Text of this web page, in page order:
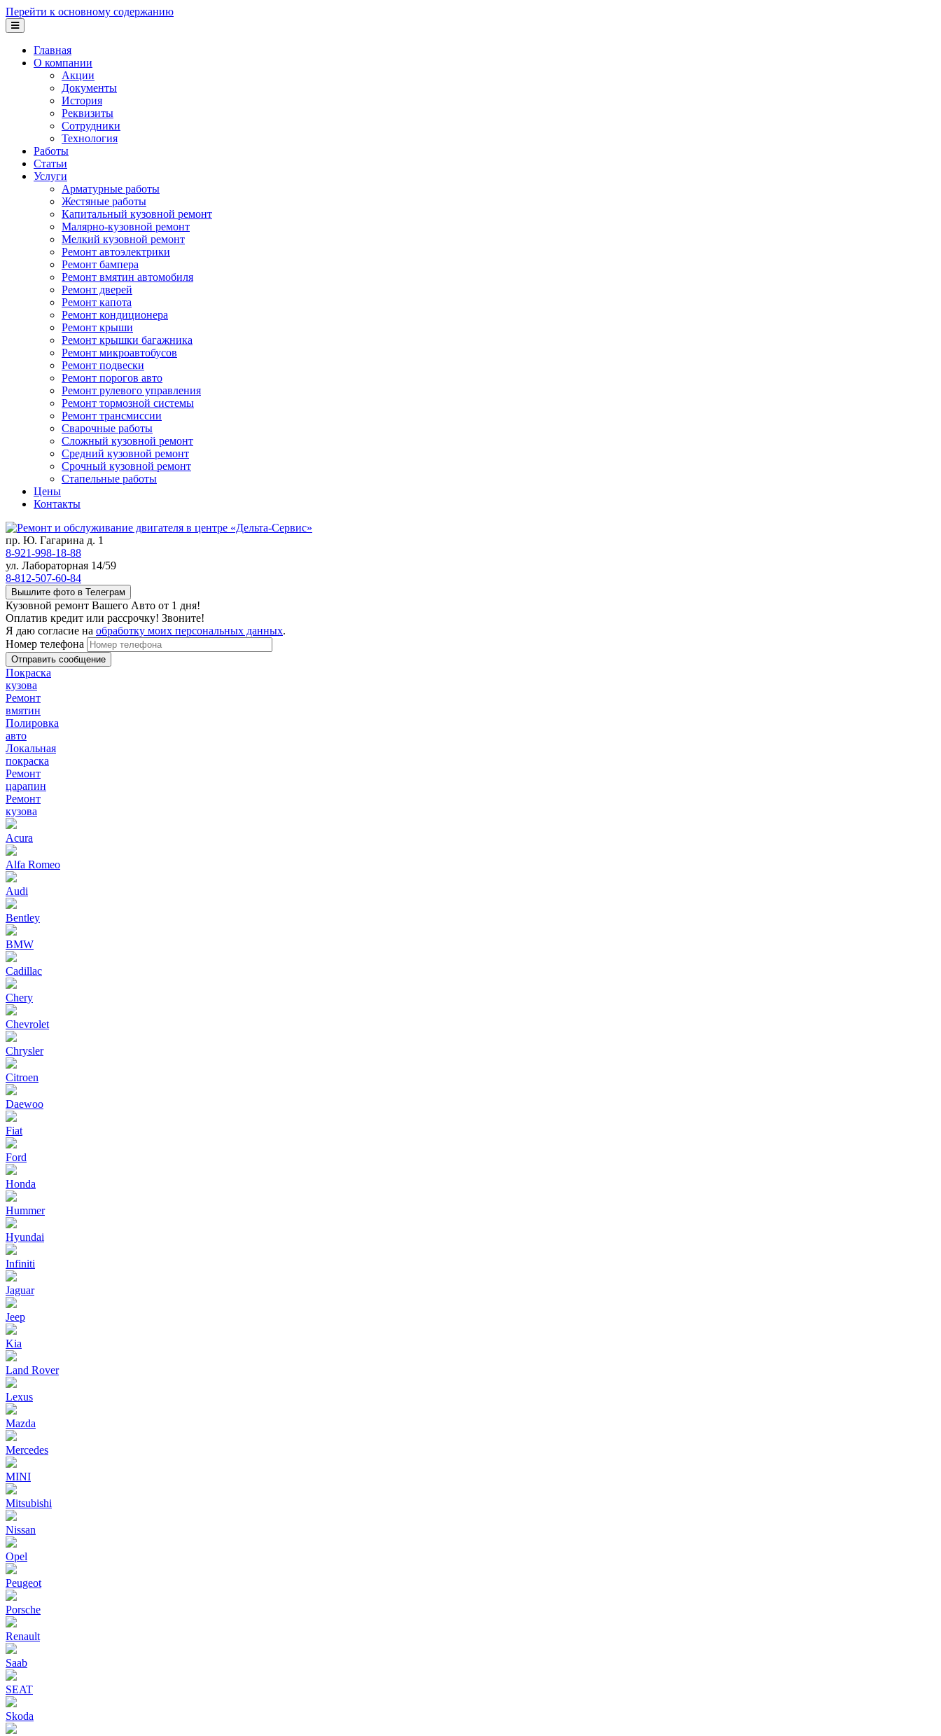
Перейти к основному содержанию
Главная
О компании
Акции
Документы
История
Реквизиты
Сотрудники
Технология
Работы
Статьи
Услуги
Арматурные работы
Жестяные работы
Капитальный кузовной ремонт
Малярно-кузовной ремонт
Мелкий кузовной ремонт
Ремонт автоэлектрики
Ремонт бампера
Ремонт вмятин автомобиля
Ремонт дверей
Ремонт капота
Ремонт кондиционера
Ремонт крыши
Ремонт крышки багажника
Ремонт микроавтобусов
Ремонт подвески
Ремонт порогов авто
Ремонт рулевого управления
Ремонт тормозной системы
Ремонт трансмиссии
Сварочные работы
Сложный кузовной ремонт
Средний кузовной ремонт
Срочный кузовной ремонт
Стапельные работы
Цены
Контакты
пр. Ю. Гагарина д. 1
8-921-998-18-88
ул. Лабораторная 14/59
8-812-507-60-84
Вышлите фото в Телеграм
Кузовной ремонт Вашего Авто от 1 дня!
Оплатив кредит или рассрочку! Звоните!
Я даю согласие на обработку моих персональных данных.
Номер телефона
Покраска
кузова
Ремонт
вмятин
Полировка
авто
Локальная
покраска
Ремонт
царапин
Ремонт
кузова
Acura
Alfa Romeo
Audi
Bentley
BMW
Cadillac
Chery
Chevrolet
Chrysler
Citroen
Daewoo
Fiat
Ford
Honda
Hummer
Hyundai
Infiniti
Jaguar
Jeep
Kia
Land Rover
Lexus
Mazda
Mercedes
MINI
Mitsubishi
Nissan
Opel
Peugeot
Porsche
Renault
Saab
SEAT
Skoda